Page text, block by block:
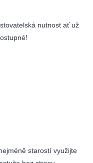
nutnost ať už
starostí využijte